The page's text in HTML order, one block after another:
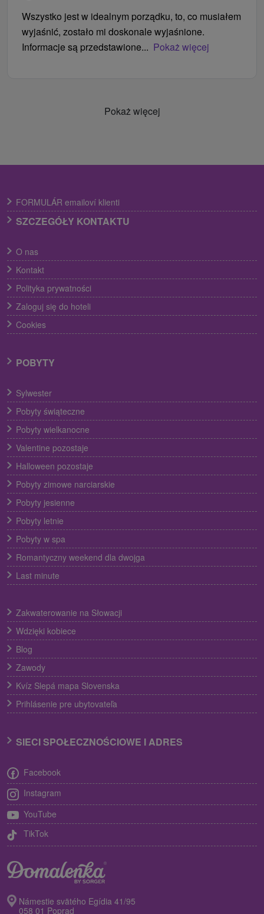
Wszystko jest w idealnym porządku, to, co musiałem
wyjaśnić, zostało mi doskonale wyjaśnione.
Informacje są przedstawione... Pokaż więcej
Pokaż więcej
FORMULÁR emailoví klienti
SZCZEGÓŁY KONTAKTU
O nas
Kontakt
Polityka prywatności
Zaloguj się do hoteli
Cookies
POBYTY
Sylwester
Pobyty świąteczne
Pobyty wielkanocne
Valentine pozostaje
Halloween pozostaje
Pobyty zimowe narciarskie
Pobyty jesienne
Pobyty letnie
Pobyty w spa
Romantyczny weekend dla dwojga
Last minute
Zakwaterowanie na Słowacji
Wdzięki kobiece
Blog
Zawody
Kvíz Slepá mapa Slovenska
Prihlásenie pre ubytovateľa
SIECI SPOŁECZNOŚCIOWE I ADRES
Facebook
Instagram
YouTube
TikTok
Námestie svätého Egídia 41/95
058 01 Poprad